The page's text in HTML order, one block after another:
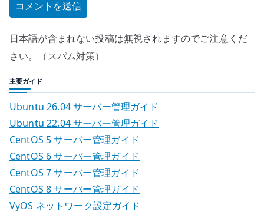
日本語が含まれない投稿は無視されますのでご注意くだ
さい。（スパム対策）
主要ガイド
Ubuntu 26.04 サーバー管理ガイド
Ubuntu 22.04 サーバー管理ガイド
CentOS 5 サーバー管理ガイド
CentOS 6 サーバー管理ガイド
CentOS 7 サーバー管理ガイド
CentOS 8 サーバー管理ガイド
VyOS ネットワーク設定ガイド